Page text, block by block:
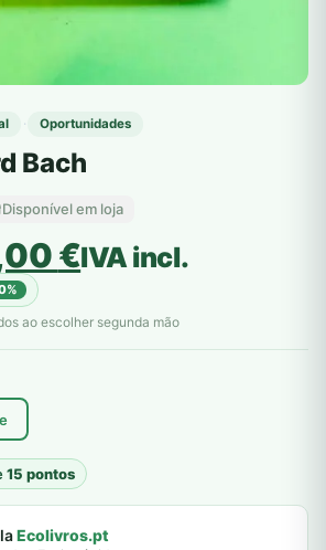
· Oportunidades
Bach
Disponível em loja
€IVA incl.
ao escolher segunda mão
15 pontos
Ecolivros.pt